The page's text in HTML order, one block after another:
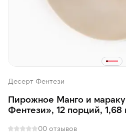
Десерт Фентези
Пирожное Манго и
Фентези», 12 порций, 1,68
00 отзывов